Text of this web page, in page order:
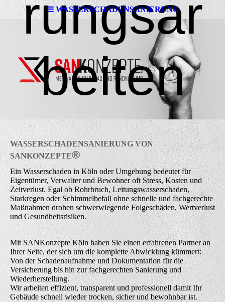
WASSERSCHADENSANIERUNG
rungsar
beiten
WASSERSCHADENSANIERUNG VON
SANKONZEPTE®
Ein Wasserschaden in Köln oder Umgebung bedeutet für
Eigentümer, Verwalter und Bewohner oft Stress, Kosten und
Zeitverlust. Egal ob Rohrbruch, Leitungswasserschaden,
Starkregen oder Schimmelbefall ohne schnelle und fachgerechte
Maßnahmen drohen schwerwiegende Folgeschäden, Wertverlust
und Gesundheitsrisiken.
Mit SANKonzepte Köln haben Sie einen erfahrenen Partner an
Ihrer Seite, der sich um die komplette Abwicklung kümmert:
Von der Schadenaufnahme und Dokumentation für die
Versicherung bis hin zur fachgerechten Sanierung und
Wiederherstellung.
Wir arbeiten effizient, transparent und professionell damit Ihr
Gebäude schnell wieder trocken, sicher und bewohnbar ist.